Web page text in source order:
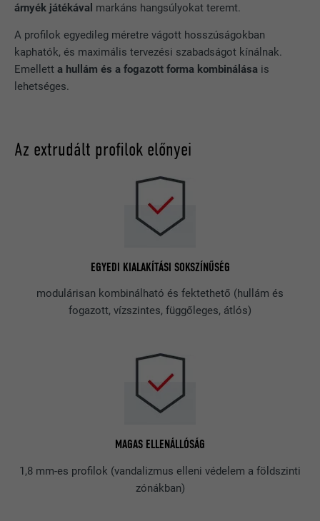
árnyék játékával markáns hangsúlyokat teremt.
A profilok egyedileg méretre vágott hosszúságokban
kaphatók, és maximális tervezési szabadságot kínálnak.
Emelletta hullám és a fogazott forma kombinálása is
lehetséges.
Az extrudált profilok előnyei
EGYEDI KIALAKÍTÁSI SOKSZÍNŰSÉG
modulárisan kombinálható és fektethető (hullám és
fogazott, vízszintes, függőleges, átlós)
MAGAS ELLENÁLLÓSÁG
1,8 mm-es profilok (vandalizmus elleni védelem a földszinti
zónákban)